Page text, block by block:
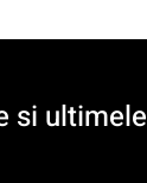
si ultimele